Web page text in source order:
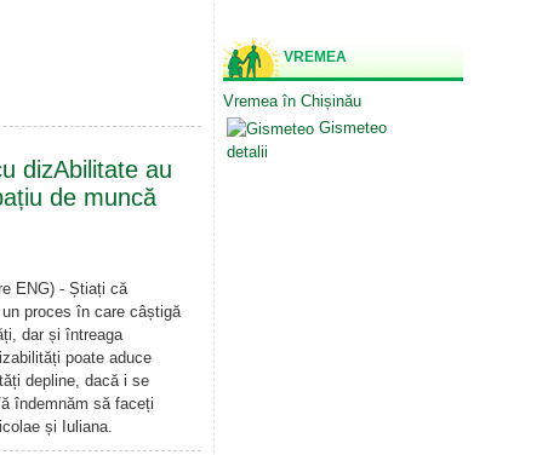
dizAbilitate au
de muncă
ENG) - Știați că
proces în care câștigă
dar și întreaga
poate aduce
depline, dacă i se
îndemnăm să faceți
și Iuliana.
VREMEA
Vremea în Chișinău
Gismeteo
detalii